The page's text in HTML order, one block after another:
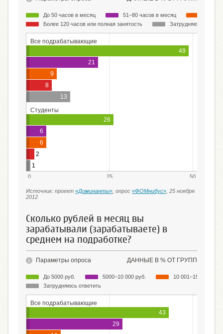
До 50 часов в месяц 51–80 часов в месяц
Более 120 часов или полная занятость
Затрудняюсь
Все подрабатывающие
49
21
9
8
13
Студенты
26
6
6
2
1
0 25 50
Источник: проект «Доминанты» , опрос «ФОМнибус» , 25 ноября
2012
Сколько рублей в месяц вы
зарабатывали (зарабатываете) в
среднем на подработке?
ДАННЫЕ В % ОТ ГРУПП
Параметры опроса
До 5000 руб. 5000–10 000 руб.
10 001–15 000 руб.
Затрудняюсь ответить
Все подрабатывающие
43
29